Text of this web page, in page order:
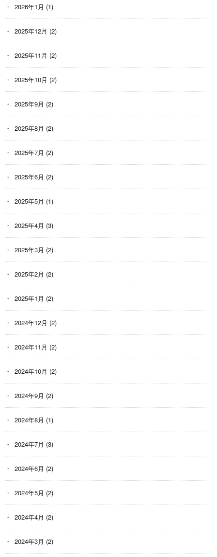
2026年1月 (1)
2025年12月 (2)
2025年11月 (2)
2025年10月 (2)
2025年9月 (2)
2025年8月 (2)
2025年7月 (2)
2025年6月 (2)
2025年5月 (1)
2025年4月 (3)
2025年3月 (2)
2025年2月 (2)
2025年1月 (2)
2024年12月 (2)
2024年11月 (2)
2024年10月 (2)
2024年9月 (2)
2024年8月 (1)
2024年7月 (3)
2024年6月 (2)
2024年5月 (2)
2024年4月 (2)
2024年3月 (2)